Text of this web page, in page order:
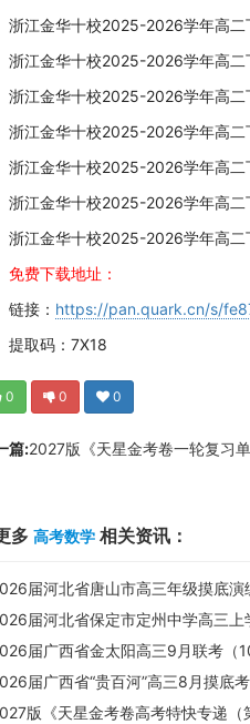
浙江金华十校2025-2026学年高
浙江金华十校2025-2026学年高
浙江金华十校2025-2026学年高
浙江金华十校2025-2026学年高
浙江金华十校2025-2026学年高
浙江金华十校2025-2026学年高二
浙江金华十校2025-2026学年高
免费下载地址：
链接： https://pan.quark.cn/s/
提取码：7X18
0 0 0
篇:2027版《天星金考卷一轮复习
多 高考数学 相关资讯：
届河北省唐山市高三年级摸底演
电子版下载
届河北省保定市定州中学高三上
试卷届广西省金太阳高三9月联考（
全科）
届广西省“贵百河”高三8月摸底
版《天星金考卷高考特快专递（